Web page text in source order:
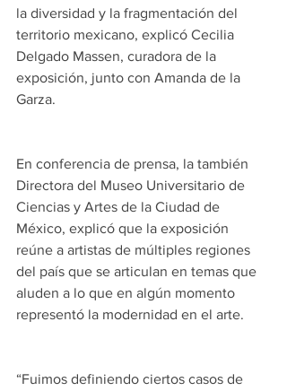
la diversidad y la fragmentación del
territorio mexicano, explicó Cecilia
Delgado Massen, curadora de la
exposición, junto con Amanda de la
Garza.
En conferencia de prensa, la también
Directora del Museo Universitario de
Ciencias y Artes de la Ciudad de
México, explicó que la exposición
reúne a artistas de múltiples regiones
del país que se articulan en temas que
aluden a lo que en algún momento
representó la modernidad en el arte.
“Fuimos definiendo ciertos casos de